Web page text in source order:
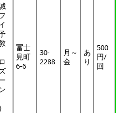
冨士
見町
6-6
30-
2288
月～
金
あ
り
500
円/
回